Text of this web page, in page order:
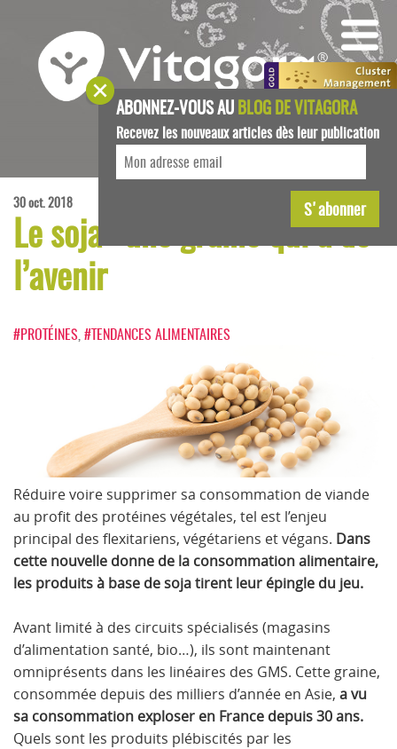
30 oct. 2018
Le soja : une graine qui a de
l’avenir
#PROTÉINES #TENDANCES ALIMENTAIRES
Réduire voire supprimer sa consommation de viande
au profit des protéines végétales, tel est l’enjeu
principal des flexitariens, végétariens et végans. Dans
cette nouvelle donne de la consommation alimentaire,
les produits à base de soja tirent leur épingle du jeu.
Avant limité à des circuits spécialisés (magasins
d’alimentation santé, bio…), ils sont maintenant
omniprésents dans les linéaires des GMS. Cette graine,
consommée depuis des milliers d’année en Asie, a vu
sa consommation exploser en France depuis 30 ans.
Quels sont les produits plébiscités par les
ABONNEZ-VOUS AUBLOG DE VITAGORA
Recevez les nouveaux articles dès leur publication